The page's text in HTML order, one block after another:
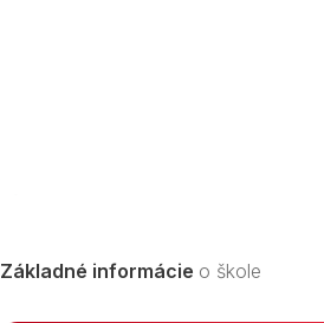
Základné informácie o škole